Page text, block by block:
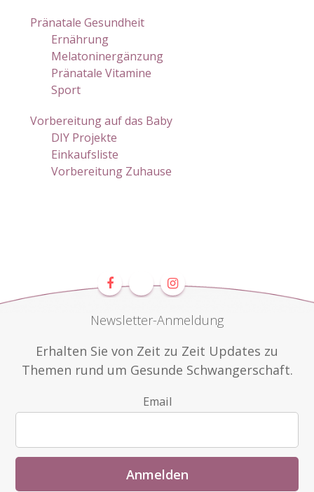
Pränatale Gesundheit
Ernährung
Melatoninergänzung
Pränatale Vitamine
Sport
Vorbereitung auf das Baby
DIY Projekte
Einkaufsliste
Vorbereitung Zuhause
Newsletter-Anmeldung
Erhalten Sie von Zeit zu Zeit Updates zu
Themen rund um Gesunde Schwangerschaft.
Email